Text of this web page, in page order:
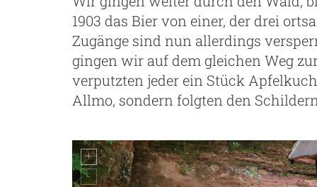
1903 das Bier von einer, der drei
Zugänge sind nun allerdings
gingen wir auf dem gleichen Weg
verputzten jeder ein Stück
Allmo, sondern folgten den